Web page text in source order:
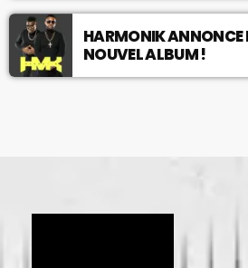
HARMONIK ANNONCE
NOUVEL ALBUM !